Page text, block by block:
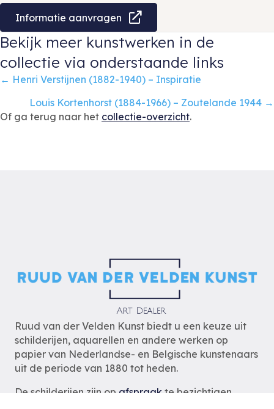
Informatie aanvragen
Bekijk meer kunstwerken in de
collectie via onderstaande links
Posts
navigation
← Henri Verstijnen (1882-1940) – Inspiratie
Louis Kortenhorst (1884-1966) – Zoutelande 1944 →
Of ga terug naar het collectie-overzicht.
Ruud van der Velden Kunst biedt u een keuze uit
schilderijen, aquarellen en andere werken op
papier van Nederlandse- en Belgische kunstenaars
uit de periode van 1880 tot heden.
De schilderijen zijn op afspraak te bezichtigen